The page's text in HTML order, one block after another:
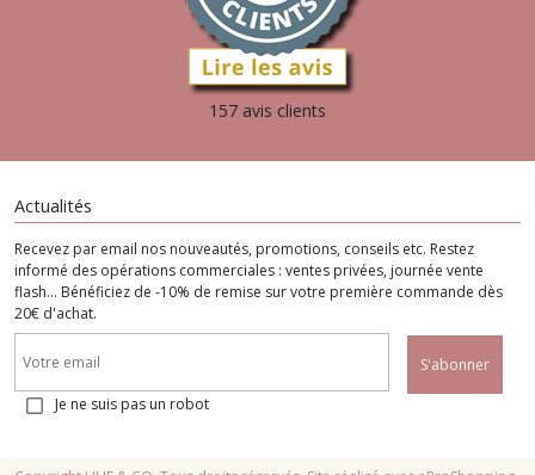
157 avis clients
Actualités
Recevez par email nos nouveautés, promotions, conseils etc. Restez
informé des opérations commerciales : ventes privées, journée vente
flash... Bénéficiez de -10% de remise sur votre première commande dès
20€ d'achat.
S'abonner
Je ne suis pas un robot